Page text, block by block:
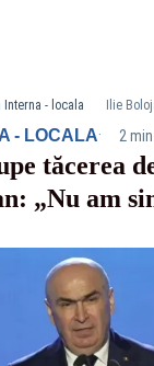
Interna - locala
- LOCALA· 2
tăcerea
„Nu am